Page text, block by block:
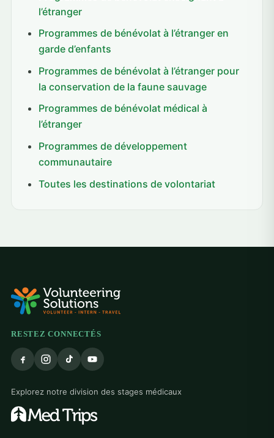
l’étranger
Programmes de bénévolat à l’étranger en
garde d’enfants
Programmes de bénévolat à l’étranger pour
la conservation de la faune sauvage
Programmes de bénévolat médical à
l’étranger
Programmes de développement
communautaire
Toutes les destinations de volontariat
RESTEZ CONNECTÉS
Explorez notre division des stages médicaux